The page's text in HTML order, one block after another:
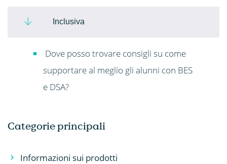
Categorie principali
Informazioni sui prodotti
Inclusiva
Dove posso trovare consigli su come
supportare al meglio gli alunni con BES
e DSA?